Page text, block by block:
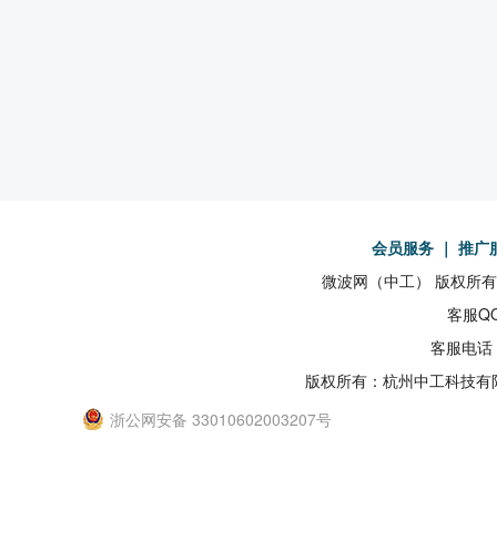
会员服务 ｜ 推广
微波网（中工） 版权所
客服
客服电
版权所有：杭州中工科技
浙公网安备 33010602003207号